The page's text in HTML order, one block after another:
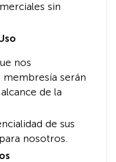
sin
nos
serán
de la
de sus
nosotros.